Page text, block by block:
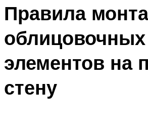
Правила
облицовочных
элементов на
стену